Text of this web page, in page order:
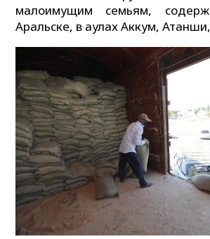
малоимущим семьям,
Аральске, в аулах Аккум,